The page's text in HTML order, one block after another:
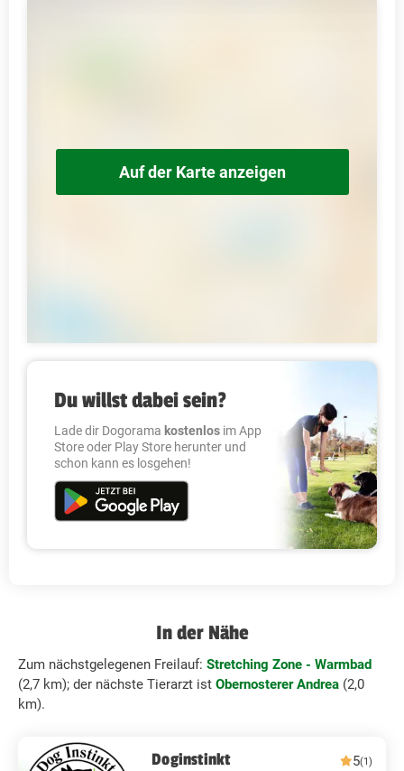
Auf der Karte anzeigen
Du willst dabei sein?
Lade dir Dogorama kostenlos im App
Store oder Play Store herunter und
schon kann es losgehen!
In der Nähe
Zum nächstgelegenen Freilauf: Stretching Zone - Warmbad
(2,7 km); der nächste Tierarzt ist Obernosterer Andrea (2,0
km).
Doginstinkt 5(1)